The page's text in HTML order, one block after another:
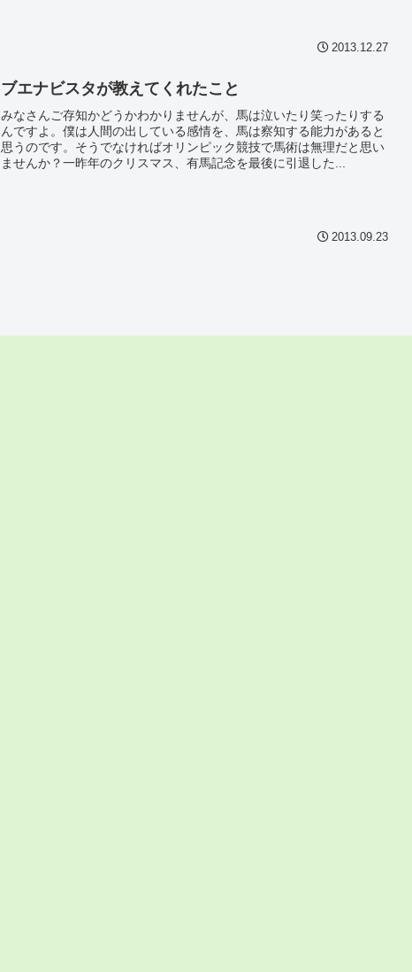
2013.12.27
ブエナビスタが教えてくれたこと
みなさんご存知かどうかわかりませんが、馬は泣いたり笑ったりする
んですよ。僕は人間の出している感情を、馬は察知する能力があると
思うのです。そうでなければオリンピック競技で馬術は無理だと思い
ませんか？一昨年のクリスマス、有馬記念を最後に引退した...
2013.09.23